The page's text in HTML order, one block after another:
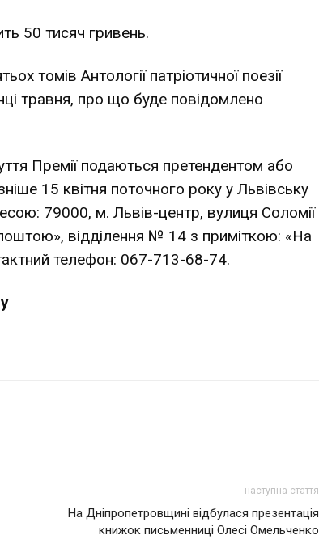
50 тисяч гривень.
томів Антології патріотичної поезії
травня, про що буде повідомлено
Премії подаються претендентом або
15 квітня поточного року у Львівську
79000, м. Львів-центр, вулиця Соломії
відділення № 14 з приміткою: «На
телефон: 067-713-68-74.
наступна стаття
На Дніпропетровщині відбулася презентація
книжок письменниці Олесі Омельченко